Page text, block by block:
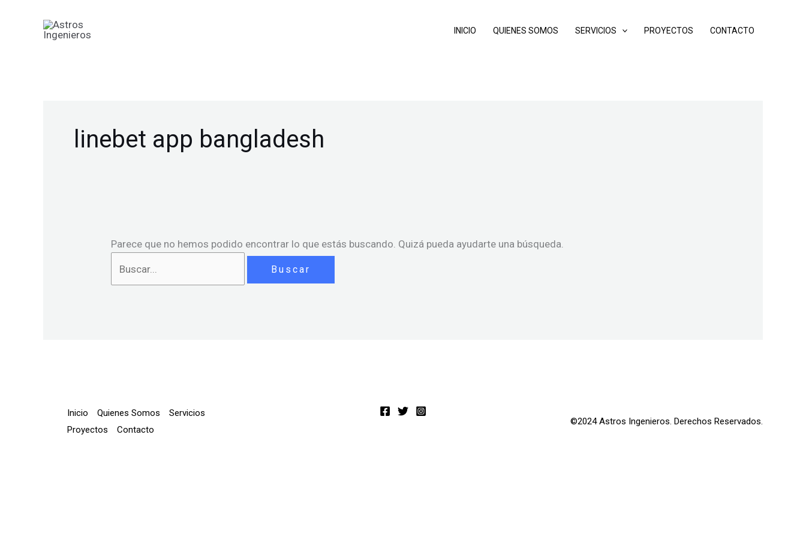
INICIO QUIENES SOMOS SERVICIOS PROYECTOS CONTACTO
linebet app bangladesh
Parece que no hemos podido encontrar lo que estás buscando. Quizá pueda ayudarte una búsqueda.
Inicio Quienes Somos
Servicios
Proyectos
Contacto
©2024 Astros Ingenieros. Derechos Reservados.